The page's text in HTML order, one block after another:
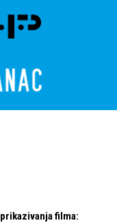
filma: